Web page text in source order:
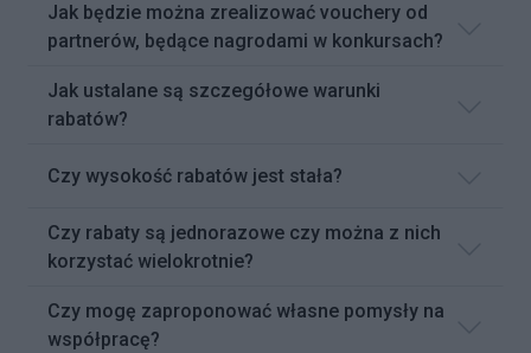
Jak będzie można zrealizować vouchery od
partnerów, będące nagrodami w konkursach?
Jak ustalane są szczegółowe warunki
rabatów?
Czy wysokość rabatów jest stała?
Czy rabaty są jednorazowe czy można z nich
korzystać wielokrotnie?
Czy mogę zaproponować własne pomysły na
współpracę?